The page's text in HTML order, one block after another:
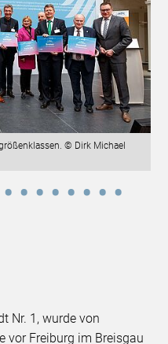
© Dirk Michael
Nr. 1, wurde von
vor Freiburg im Breisgau